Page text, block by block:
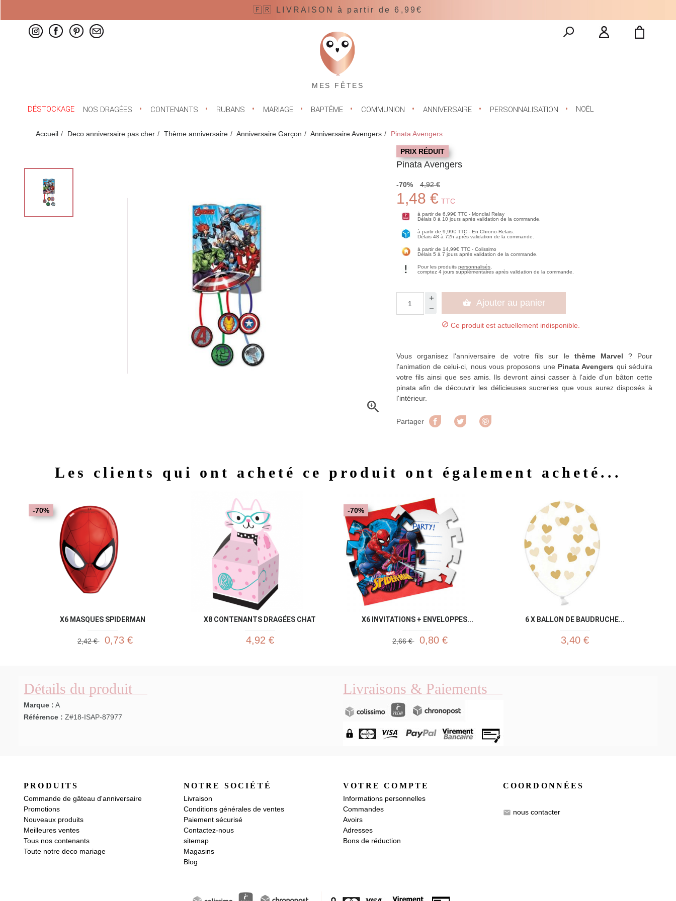
🇫🇷 LIVRAISON à partir de 6,99€
MES FÊTES
DÉSTOCKAGE NOS DRAGÉES CONTENANTS RUBANS MARIAGE BAPTÊME COMMUNION ANNIVERSAIRE PERSONNALISATION NOËL
Accueil Deco anniversaire pas cher Thème anniversaire Anniversaire Garçon Anniversaire Avengers Pinata Avengers

PRIX RÉDUIT
Pinata Avengers
-70% 4,92 €
1,48 € TTC
à partir de 6,99€ TTC - Mondial Relay
Délais 8 à 10 jours après validation de la commande.
à partir de 9,99€ TTC - En Chrono-Relais.
Délais 48 à 72h après validation de la commande.
à partir de 14,99€ TTC - Colissimo
Délais 5 à 7 jours après validation de la commande.
Pour les produitspersonnalisés
comptez 4 jours supplémentaires après validation de la commande.
 Ajouter au panier
 Ce produit est actuellement indisponible.
Vous organisez l'anniversaire de votre fils sur le thème Marvel ? Pour
l'animation de celui-ci, nous vous proposons une Pinata Avengers qui séduira
votre fils ainsi que ses amis. Ils devront ainsi casser à l'aide d'un bâton cette
pinata afin de découvrir les délicieuses sucreries que vous aurez disposés à
l'intérieur.
Partager Partager Tweet
Les clients qui ont acheté ce produit ont également acheté...
X6 MASQUES SPIDERMAN
-70%
2,42 € 0,73 €

X8 CONTENANTS DRAGÉES CHAT
4,92 €
 Aperçu rapide
X6 INVITATIONS + ENVELOPPES...
-70%
2,66 € 0,80 €
Aperçu rapide
6 X BALLON DE BAUDRUCHE...
3,40 €
Détails du produit
Marque : A
Référence : Z#18-ISAP-87977
Livraisons & Paiements
PRODUITS
Commande de gâteau d'anniversaire
Promotions
Nouveaux produits
Meilleures ventes
Tous nos contenants
Toute notre deco mariage
NOTRE SOCIÉTÉ
Livraison
Conditions générales de ventes
Paiement sécurisé
Contactez-nous
sitemap
Magasins
Blog
VOTRE COMPTE
Informations personnelles
Commandes
Avoirs
Adresses
Bons de réduction
COORDONNÉES
email nous contacter